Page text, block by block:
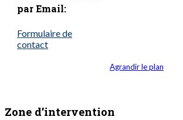
par Email:
Formulaire de
contact
Agrandir le plan
Zone d’intervention